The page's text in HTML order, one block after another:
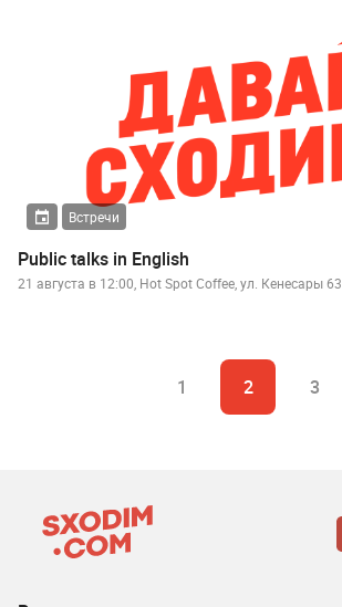
Встречи
Public talks in English
21 августа в 12:00, Hot Spot Coffee, ул. Кенесары 63
1 2 3